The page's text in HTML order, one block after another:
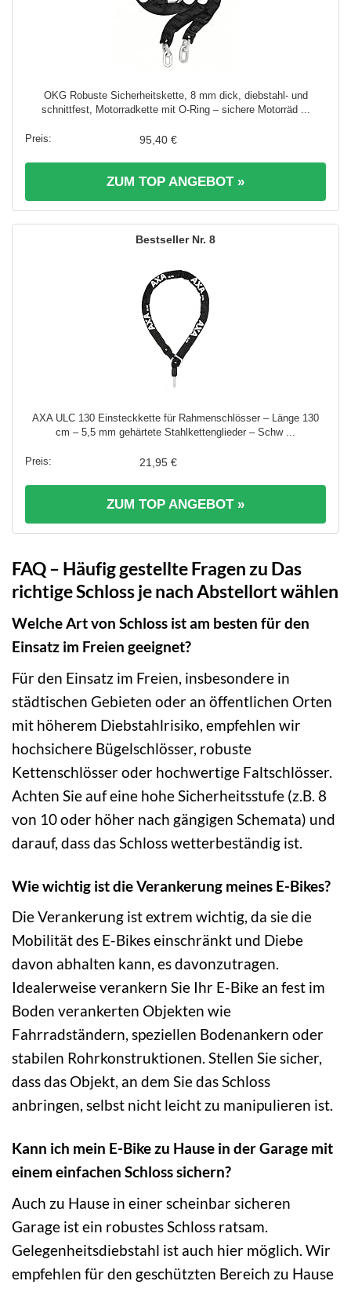
OKG Robuste Sicherheitskette, 8 mm dick, diebstahl- und
schnittfest, Motorradkette mit O-Ring – sichere Motorräd ...
95,40 €
ZUM TOP ANGEBOT »
8
AXA ULC 130 Einsteckkette für Rahmenschlösser – Länge 130
cm – 5,5 mm gehärtete Stahlkettenglieder – Schw ...
21,95 €
ZUM TOP ANGEBOT »
FAQ – Häufig gestellte Fragen zu Das
richtige Schloss je nach Abstellort wählen
Welche Art von Schloss ist am besten für den
Einsatz im Freien geeignet?
Für den Einsatz im Freien, insbesondere in
städtischen Gebieten oder an öffentlichen Orten
mit höherem Diebstahlrisiko, empfehlen wir
hochsichere Bügelschlösser, robuste
Kettenschlösser oder hochwertige Faltschlösser.
Achten Sie auf eine hohe Sicherheitsstufe (z.B. 8
von 10 oder höher nach gängigen Schemata) und
darauf, dass das Schloss wetterbeständig ist.
Wie wichtig ist die Verankerung meines E-Bikes?
Die Verankerung ist extrem wichtig, da sie die
Mobilität des E-Bikes einschränkt und Diebe
davon abhalten kann, es davonzutragen.
Idealerweise verankern Sie Ihr E-Bike an fest im
Boden verankerten Objekten wie
Fahrradständern, speziellen Bodenankern oder
stabilen Rohrkonstruktionen. Stellen Sie sicher,
dass das Objekt, an dem Sie das Schloss
anbringen, selbst nicht leicht zu manipulieren ist.
Kann ich mein E-Bike zu Hause in der Garage mit
einem einfachen Schloss sichern?
Auch zu Hause in einer scheinbar sicheren
Garage ist ein robustes Schloss ratsam.
Gelegenheitsdiebstahl ist auch hier möglich. Wir
empfehlen für den geschützten Bereich zu Hause